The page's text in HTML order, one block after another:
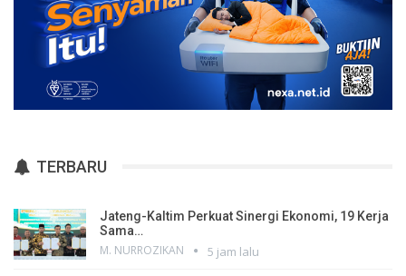
TERBARU
Jateng-Kaltim Perkuat Sinergi Ekonomi, 19 Kerja
Sama…
M. NURROZIKAN 5 jam lalu